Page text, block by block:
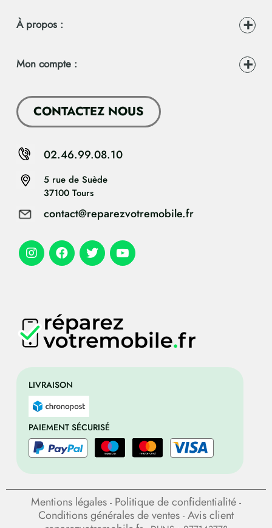
LIVRAISON
PAIEMENT SÉCURISÉ
À propos :
Mon compte :
CONTACTEZ NOUS
5 rue de Suède
37100 Tours
contact@reparezvotremobile.fr
02.46.99.08.10
Mentions légales - Politique de confidentialité -
Conditions générales de ventes - Avis client